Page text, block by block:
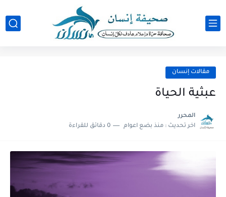
مقالات إنسان
عبثية الحياة
المحرر
اخر تحديث : منذ بضع اعوام 0 دقائق للقراءة